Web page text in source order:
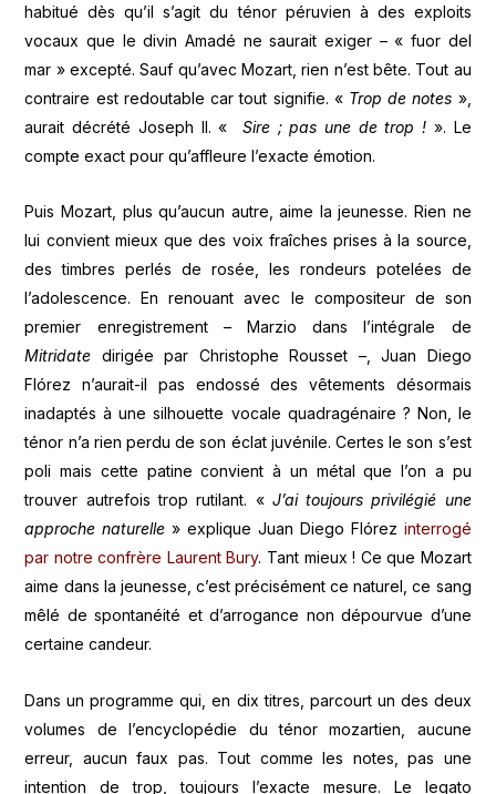
habitué dès qu’il s’agit du ténor péruvien à des exploits
vocaux que le divin Amadé ne saurait exiger – « fuor del
mar » excepté. Sauf qu’avec Mozart, rien n’est bête. Tout au
contraire est redoutable car tout signifie. « Trop de notes »,
aurait décrété Joseph II. « Sire ; pas une de trop ! ». Le
compte exact pour qu’affleure l’exacte émotion.
Puis Mozart, plus qu’aucun autre, aime la jeunesse. Rien ne
lui convient mieux que des voix fraîches prises à la source,
des timbres perlés de rosée, les rondeurs potelées de
l’adolescence. En renouant avec le compositeur de son
premier enregistrement – Marzio dans l’intégrale de
Mitridate dirigée par Christophe Rousset –, Juan Diego
Flórez n’aurait-il pas endossé des vêtements désormais
inadaptés à une silhouette vocale quadragénaire ? Non, le
ténor n’a rien perdu de son éclat juvénile. Certes le son s’est
poli mais cette patine convient à un métal que l’on a pu
trouver autrefois trop rutilant. « J’ai toujours privilégié une
approche naturelle » explique Juan Diego Flórez interrogé
par notre confrère Laurent Bury. Tant mieux ! Ce que Mozart
aime dans la jeunesse, c’est précisément ce naturel, ce sang
mêlé de spontanéité et d’arrogance non dépourvue d’une
certaine candeur.
Dans un programme qui, en dix titres, parcourt un des deux
volumes de l’encyclopédie du ténor mozartien, aucune
erreur, aucun faux pas. Tout comme les notes, pas une
intention de trop, toujours l’exacte mesure. Le legato